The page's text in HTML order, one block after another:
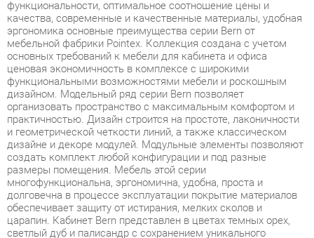
основных требований к мебели для кабинета и офиса
ценовая экономичность в комплексе с широкими
функциональными возможностями мебели и роскошным
дизайном. Модельный ряд серии Bern позволяет
организовать пространство с максимальным комфортом и
практичностью. Дизайн строится на простоте, лаконичности
и геометрической четкости линий, а также классическом
дизайне и декоре модулей. Модульные элементы позволяют
создать комплект любой конфигурации и под разные
размеры помещения. Мебель этой серии
многофункциональна, эргономична, удобна, проста и
долговечна в процессе эксплуатации покрытие материалов
обеспечивает защиту от истирания, мелких сколов и
царапин. Кабинет Bern представлен в цветах темных орех,
светлый дуб и палисандр с сохранением уникального
древесного рисунка. Мебель изготовлена из высокопрочного
МДФ с покрытием ламинат. Кромка столешниц МДФ и
эмаль, топов ПВХ. Толщина столешниц составляет 75 мм,
каркасов 16 мм. Использовано тонированное стекло с